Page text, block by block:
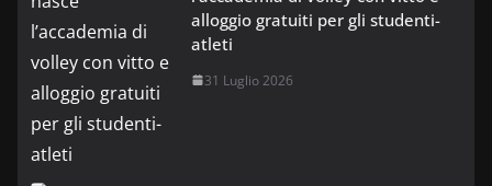
alloggio gratuiti per gli studenti-
atleti
31 Luglio 2026